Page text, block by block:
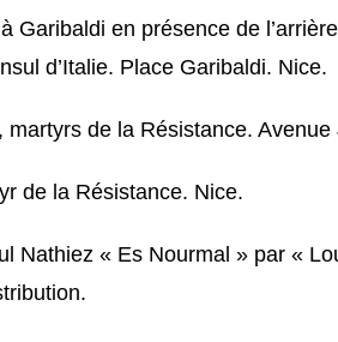
en présence de
d’Italie. Place Garibaldi. Nice.
de la Résistance.
de la Résistance. Nice.
Nathiez « Es Nourmal » par «